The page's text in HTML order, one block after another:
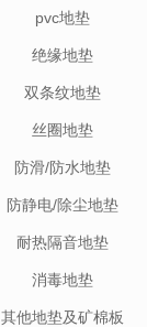
pvc地垫
绝缘地垫
双条纹地垫
丝圈地垫
防滑/防水地垫
防静电/除尘地垫
耐热隔音地垫
消毒地垫
其他地垫及矿棉板